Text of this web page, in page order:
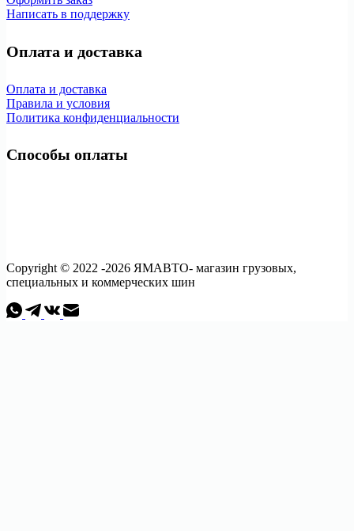
Написать в поддержку
Оплата и доставка
Оплата и доставка
Правила и условия
Политика конфиденциальности
Способы оплаты
Copyright © 2022 -2026 ЯМАВТО- магазин грузовых,
специальных и коммерческих шин